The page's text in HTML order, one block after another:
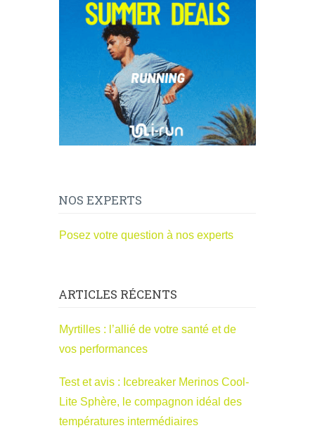
NOS EXPERTS
Posez votre question à nos experts
ARTICLES RÉCENTS
Myrtilles : l’allié de votre santé et de
vos performances
Test et avis : Icebreaker Merinos Cool-
Lite Sphère, le compagnon idéal des
températures intermédiaires